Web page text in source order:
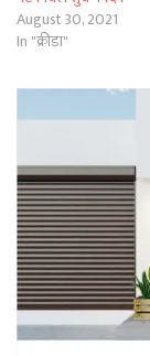
August 30, 2021
In "क्रीडा"